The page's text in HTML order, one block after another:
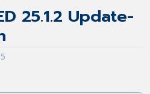
25.1.2 Update-